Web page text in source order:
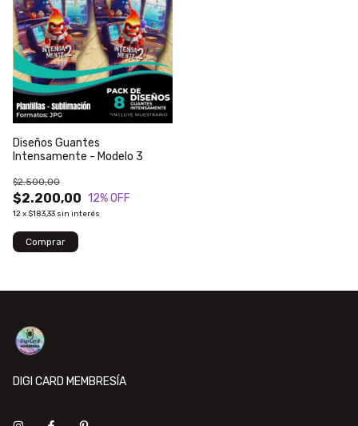
Diseños Guantes
Intensamente - Modelo 3
$2.200,00
$2.500,00
12% OFF
12x $183,33 sin interés
DIGI CARD MEMBRESÍA